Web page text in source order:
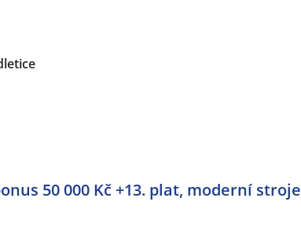
50 000 Kč +13. plat, moderní